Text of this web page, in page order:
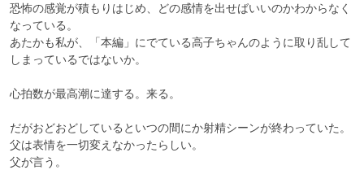
恐怖の感覚が積もりはじめ、どの感情を出せばいいのかわからなく
なっている。
あたかも私が、「本編」にでている高子ちゃんのように取り乱して
しまっているではないか。
心拍数が最高潮に達する。来る。
だがおどおどしているといつの間にか射精シーンが終わっていた。
父は表情を一切変えなかったらしい。
父が言う。